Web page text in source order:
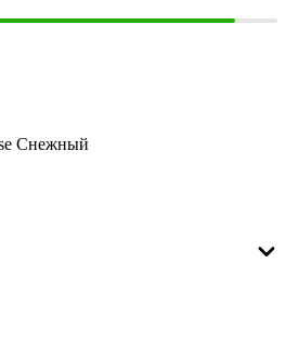
Снежный